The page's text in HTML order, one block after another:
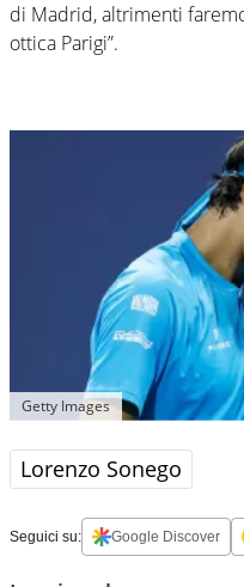
di Madrid, altrimenti
ottica Parigi”.
Getty Images
Lorenzo Sonego
Seguici su: Google Discover